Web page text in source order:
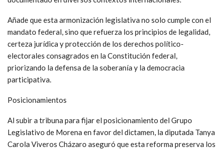
Añade que esta armonización legislativa no solo cumple con el
mandato federal, sino que refuerza los principios de legalidad,
certeza jurídica y protección de los derechos político-
electorales consagrados en la Constitución federal,
priorizando la defensa de la soberanía y la democracia
participativa.
Posicionamientos
Al subir a tribuna para fijar el posicionamiento del Grupo
Legislativo de Morena en favor del dictamen, la diputada Tanya
Carola Viveros Cházaro aseguró que esta reforma preserva los